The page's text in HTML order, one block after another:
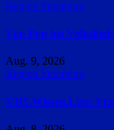
Region Straubing
Von Pop bis
Aug. 9, 2026
Region Straubing
VHS.Wissen.Live: